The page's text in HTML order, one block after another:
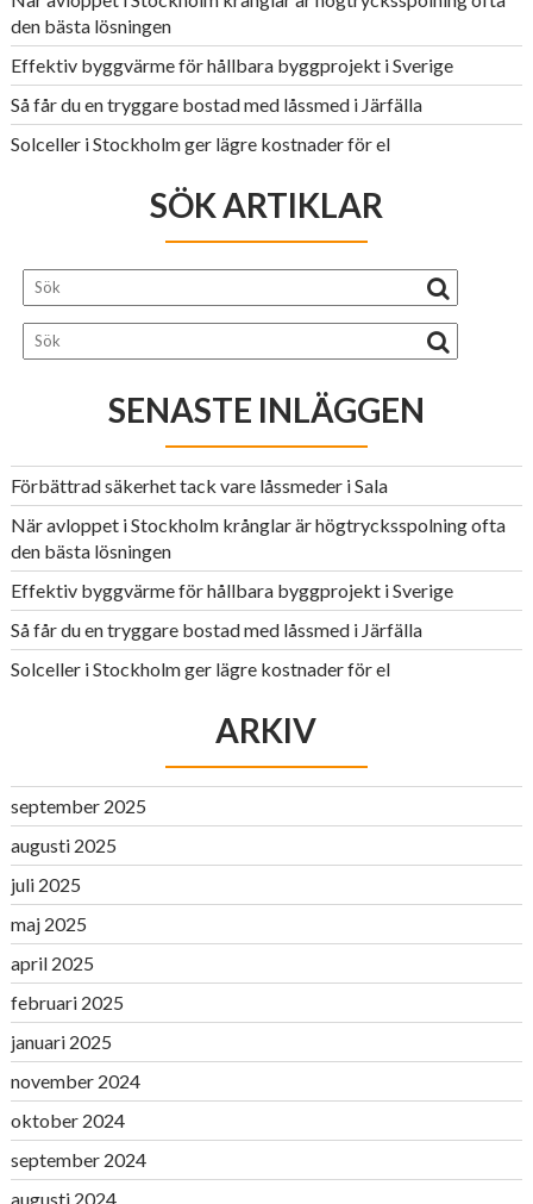
den bästa lösningen
Effektiv byggvärme för hållbara byggprojekt i Sverige
Så får du en tryggare bostad med låssmed i Järfälla
Solceller i Stockholm ger lägre kostnader för el
SÖK ARTIKLAR
SENASTE INLÄGGEN
Förbättrad säkerhet tack vare låssmeder i Sala
När avloppet i Stockholm krånglar är högtrycksspolning ofta
den bästa lösningen
Effektiv byggvärme för hållbara byggprojekt i Sverige
Så får du en tryggare bostad med låssmed i Järfälla
Solceller i Stockholm ger lägre kostnader för el
ARKIV
september 2025
augusti 2025
juli 2025
maj 2025
april 2025
februari 2025
januari 2025
november 2024
oktober 2024
september 2024
augusti 2024